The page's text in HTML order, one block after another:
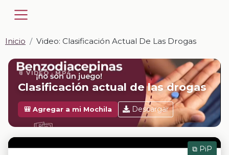
Inicio Video: Clasificación Actual De Las Drogas
📎 VIDEO · MP4
Clasificación actual de las drogas
🎒 Agregar a mi Mochila Descargar
⧉ PiP